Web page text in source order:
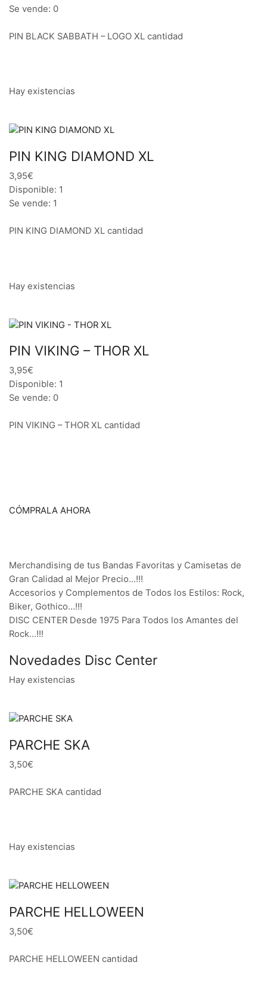
Se vende: 0
PIN BLACK SABBATH – LOGO XL cantidad
Hay existencias
PIN KING DIAMOND XL
3,95€
Disponible: 1
Se vende: 1
PIN KING DIAMOND XL cantidad
Hay existencias
PIN VIKING – THOR XL
3,95€
Disponible: 1
Se vende: 0
PIN VIKING – THOR XL cantidad
CÓMPRALA AHORA
Merchandising de tus Bandas Favoritas y Camisetas de
Gran Calidad al Mejor Precio…!!!
Accesorios y Complementos de Todos los Estilos: Rock,
Biker, Gothico…!!!
DISC CENTER Desde 1975 Para Todos los Amantes del
Rock…!!!
Novedades Disc Center
Hay existencias
PARCHE SKA
3,50€
PARCHE SKA cantidad
Hay existencias
PARCHE HELLOWEEN
3,50€
PARCHE HELLOWEEN cantidad